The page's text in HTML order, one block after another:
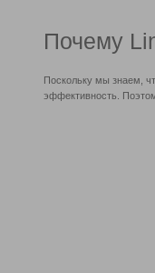
Почему
Поскольку мы знаем,
эффективность.